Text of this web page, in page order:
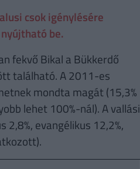
csok igénylésére
be.
fekvő Bikal a Bükkerdő
található. A 2011-es
mondta magát (15,3%
lehet 100%-nál). A vallási
evangélikus 12,2%,